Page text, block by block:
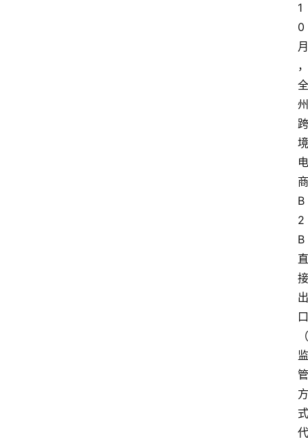
1
0
月
，
全
州
跨
境
电
商
B
2
B
直
接
出
口
（
监
管
方
式
代